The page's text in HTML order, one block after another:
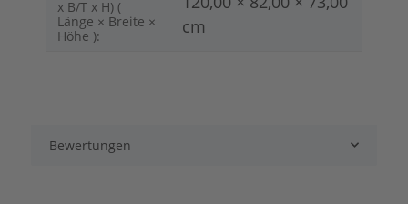
x B/T x H) (
Länge × Breite ×
Höhe ):
cm
Bewertungen